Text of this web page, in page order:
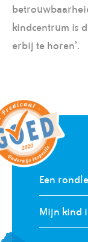
kindcentrum is
erbij te horen’.
Een
Mijn kind